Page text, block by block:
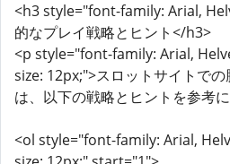
<h3 style="font-family: Arial,
的なプレイ戦略とヒント</h3>
<p style="font-family: Arial,
size: 12px;">スロットサイトで
は、以下の戦略とヒントを参考に
<ol style="font-family: Arial,